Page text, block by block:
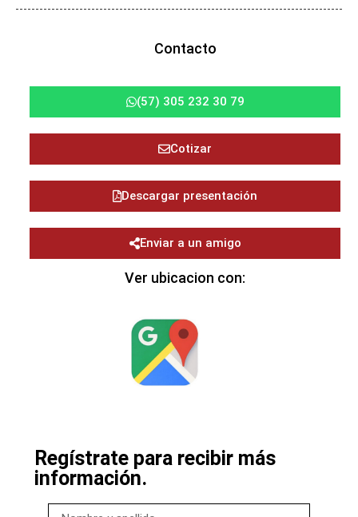
Contacto
(57) 305 232 30 79
Cotizar
Descargar presentación
Enviar a un amigo
Ver ubicacion con:
Regístrate para recibir más
información.